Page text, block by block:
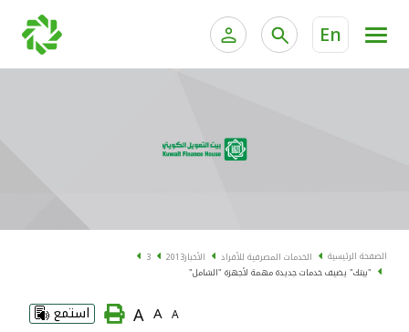
En
الخدمات المصرفية الإلكترونية للشركات
البطاقات
"برامج العملاء"
الصفحة الرئيسية الخدمات المصرفية للأفراد الأخبار2013
3
"بيتك" يضيف خدمات جديدة مهمة لأجهزة "الشامل"
A
A
A استمع